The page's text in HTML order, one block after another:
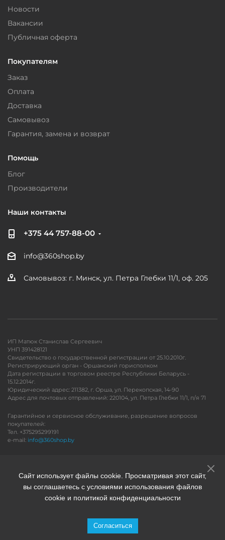
Новости
Вакансии
Публичная оферта
Покупателям
Заказ
Оплата
Доставка
Самовывоз
Гарантия, замена и возврат
Помощь
Блог
Производители
Наши контакты
+375 44 757-88-00
info@360shop.by
Самовывоз: г. Минск, ул. Петра Глебки 11/1, оф. 205
ИП Матюк Станислав Сергеевич
УНП 391428121
Свидетельство о государственной регистрации от 25.10.2010г.
Регистрирующий орган - Оршанский горисполком
Дата регистрации в торговом реестре Республики Беларусь -
15.12.2014г.
Юридический адрес: 211382, г. Орша, ул. Перекопская, 14-90
Адрес для почтовых отправлений: 220104, ул. Петра Глебки 11/1, п/я 71
Гарантийное и сервисное обслуживание, разрешение вопросов
покупателей:
Тел. +375295299191
e-mail: info@360shop.by
Сайт использует файлы cookie. Просматривая этот сайт,
вы соглашаетесь с условиями использования файлов
cookie и политикой конфиденциальности
Согласиться